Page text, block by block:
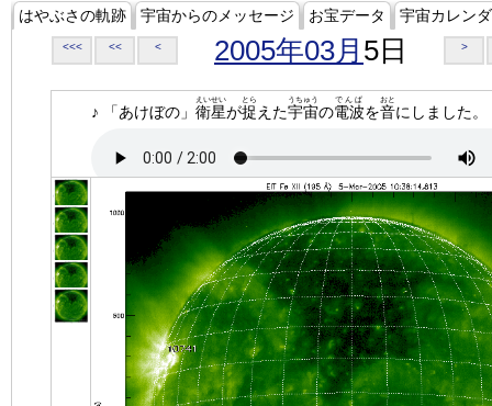
はやぶさの軌跡 宇宙からのメッセージ お宝データ 宇宙カレン
<<< << < 2005年03月 5日 >
♪ 「あけぼの」 衛星
えいせい
が捉
とら
えた宇宙
うちゅう
の電波
でんぱ
を音
おと
にしました。